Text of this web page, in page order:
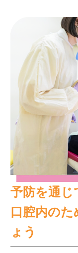
予防を通じ
口腔内のた
ょう